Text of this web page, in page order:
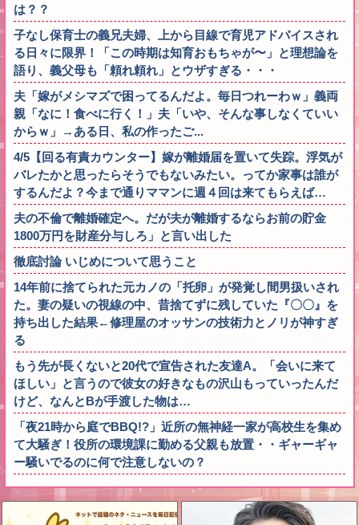
は？？
子なし保育士の義兄夫婦、上から目線で育児アドバイスされ
る日々に限界！「この時期は知育おもちゃが〜」と理想論を
語り、義父母も「頼れ頼れ」とウザすぎる・・・
夫「嫁がメシマズで困ってるんだよ。毎日つれーわｗ」義両
親「なに！食べに行く！」夫「いや、そんな事しなくていい
からｗ」→ある日、私の作ったご...
4/5【回る有責カウンター】嫁が離婚届を置いて失踪。浮気が
バレたかと思ったらそうでもないみたい。ってか家事は誰が
するんだよ？今まで通りママンに週４回は来てもらえば…
夫の不倫で離婚確定へ。だが夫が離婚するならお前の貯金
1800万円を財産分与しろ」と言い出した
徹底討論 いじめについて思うこと
14年前に捨てられた元カノの「托卵」が発覚し間男扱いされ
た。妻の疑いの視線の中、昔捨てずに残していた『〇〇』を
持ち出した結果←修理屋のオッサンの技術力とノリが神すぎ
る
もう先が長くないと20代で宣告された友達A。「会いに来て
ほしい」と言うので彼女の好きなもの沢山もっていったんだ
けど、なんとBが手渡した物は…
「夜21時から庭でBBQ!?」近所の無神経一家が高校生を集め
て大騒ぎ！役所の環境課に勤める父親も放置・・ギャーギャ
ー騒いでるのに何で注意しないの？